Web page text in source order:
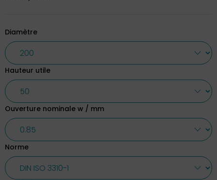
Diamètre
Hauteur utile
Ouverture nominale w / mm
Norme